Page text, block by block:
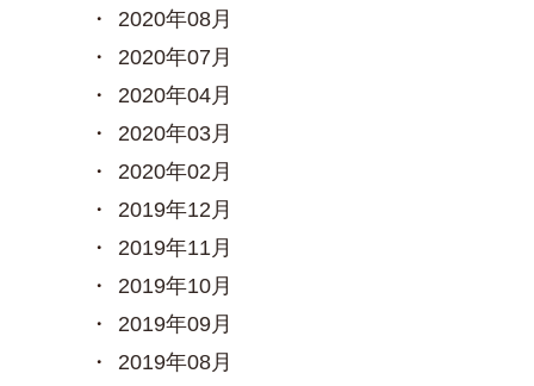
2020年08月
2020年07月
2020年04月
2020年03月
2020年02月
2019年12月
2019年11月
2019年10月
2019年09月
2019年08月